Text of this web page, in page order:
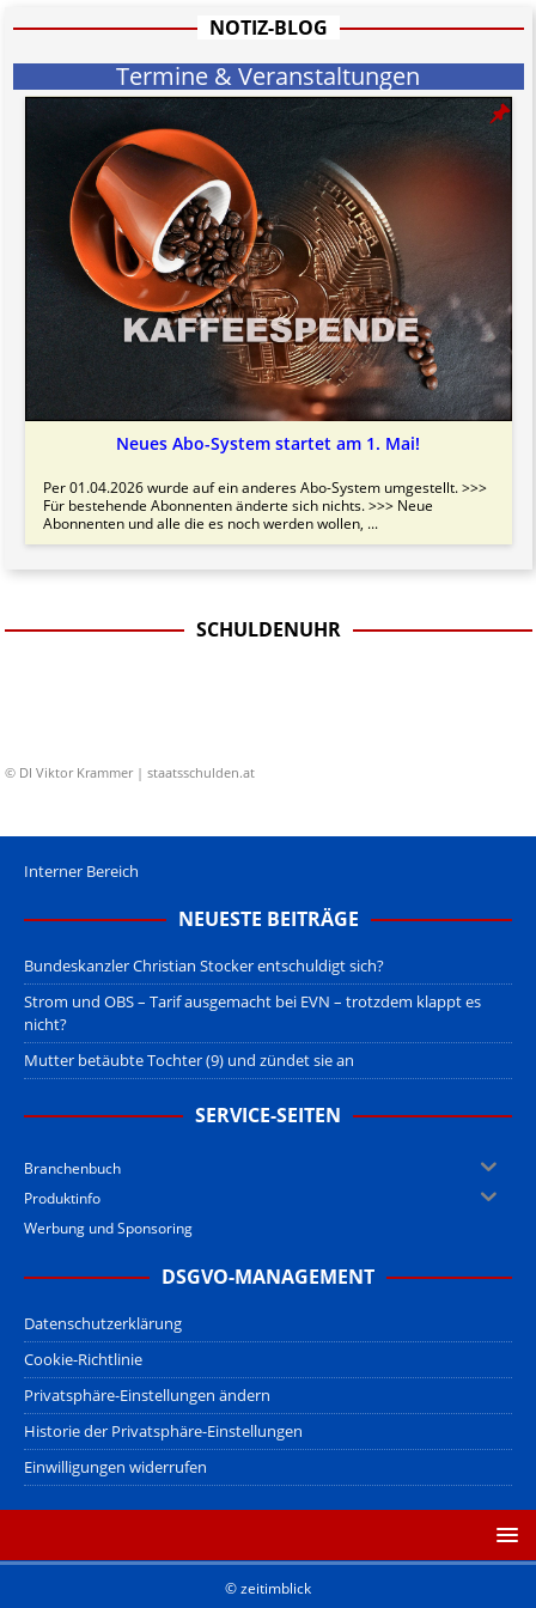
Bitte beachten Sie in dem Zusammenhang auch unsereAGB.
NOTIZ-BLOG
Termine & Veranstaltungen
Neues Abo-System startet am 1. Mai!
Per 01.04.2026 wurde auf ein anderes Abo-System umgestellt. >>>
Für bestehende Abonnenten änderte sich nichts. >>> Neue
Abonnenten und alle die es noch werden wollen, ...
SCHULDENUHR
© DI Viktor Krammer | staatsschulden.at
Interner Bereich
NEUESTE BEITRÄGE
Bundeskanzler Christian Stocker entschuldigt sich?
Strom und OBS – Tarif ausgemacht bei EVN – trotzdem klappt es
nicht?
Mutter betäubte Tochter (9) und zündet sie an
SERVICE-SEITEN
Branchenbuch
Produktinfo
Werbung und Sponsoring
DSGVO-MANAGEMENT
Datenschutzerklärung
Cookie-Richtlinie
Privatsphäre-Einstellungen ändern
Historie der Privatsphäre-Einstellungen
Einwilligungen widerrufen
© zeitimblick